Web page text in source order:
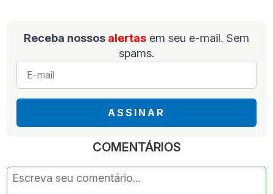
Receba nossos alertas em seu e-mail. Sem
spams.
E-
mail
ASSINAR
COMENTÁRIOS